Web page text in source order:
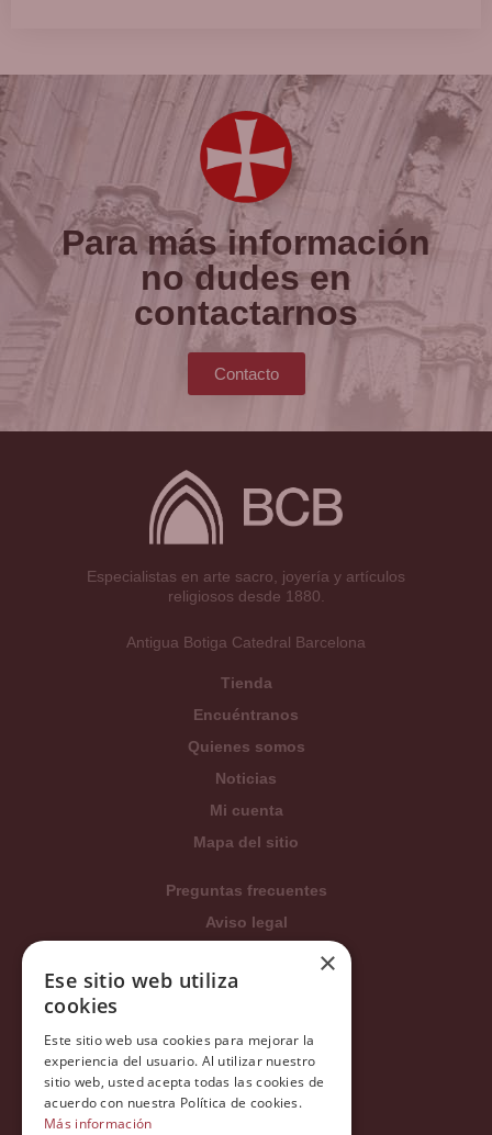
Para más información
no dudes en
contactarnos
Contacto
Especialistas en arte sacro, joyería y artículos
religiosos desde 1880.
Antigua Botiga Catedral Barcelona
Tienda
Encuéntranos
Quienes somos
Noticias
Mi cuenta
Mapa del sitio
Preguntas frecuentes
Aviso legal
Condiciones generales
Política de privacidad
Política Integrada
Tratamiento de datos
×
Ese sitio web utiliza
cookies
Este sitio web usa cookies para mejorar la
experiencia del usuario. Al utilizar nuestro
sitio web, usted acepta todas las cookies de
acuerdo con nuestra Política de cookies.
Más información